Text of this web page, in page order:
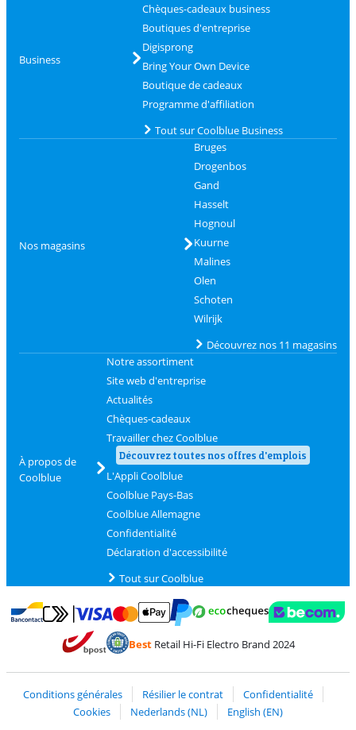
Business
Chèques-cadeaux business
Boutiques d'entreprise
Digisprong
Bring Your Own Device
Boutique de cadeaux
Programme d'affiliation
Tout sur Coolblue Business
Nos magasins
Bruges
Drogenbos
Gand
Hasselt
Hognoul
Kuurne
Malines
Olen
Schoten
Wilrijk
Découvrez nos 11 magasins
À propos de
Coolblue
Notre assortiment
Site web d'entreprise
Actualités
Chèques-cadeaux
Travailler chez Coolblue
Découvrez toutes nos offres d'emplois
L'Appli Coolblue
Coolblue Pays-Bas
Coolblue Allemagne
Confidentialité
Déclaration d'accessibilité
Tout sur Coolblue
Payer avec Bancontact
Payer avec MasterCard et Visa via ClickToPay
BestRetail Hi-Fi Electro Brand 2024
Conditions générales Résilier le contrat
Confidentialité
Cookies
Nederlands (NL)
English (EN)